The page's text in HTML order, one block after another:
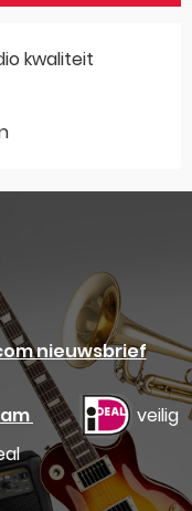
kwaliteit
nieuwsbrief
veilig